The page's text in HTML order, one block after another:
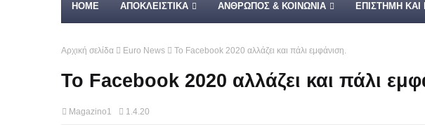
HOME ΑΠΟΚΛΕΙΣΤΙΚΑ ΑΝΘΡΩΠΟΣ & ΚΟΙΝΩΝΙΑ ΕΠΙΣΤΗΜΗ ΚΑΙ
Αρχική σελίδα Euro News Το Facebook 2020 αλλάζει και πάλι εμφάνιση.
Το Facebook 2020 αλλάζει και πάλι
Magazino1 1.4.20